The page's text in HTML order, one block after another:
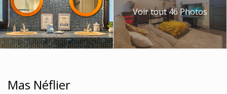
Voir tout 46 Photos
Mas Néflier